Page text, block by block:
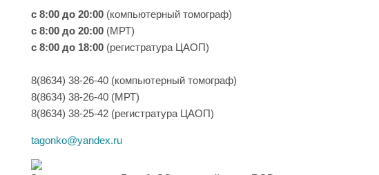
с 8:00 до 20:00 (компьютерный томограф)
с 8:00 до 20:00 (МРТ)
с 8:00 до 18:00 (регистратура ЦАОП)
8(8634) 38-26-40 (компьютерный томограф)
8(8634) 38-26-40 (МРТ)
8(8634) 38-25-42 (регистратура ЦАОП)
tagonko@yandex.ru